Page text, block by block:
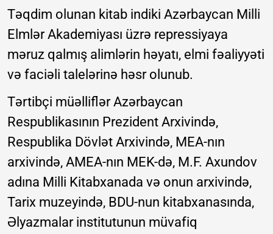
Təqdim olunan kitab indiki Azərbaycan Milli
Elmlər Akademiyası üzrə repressiyaya
məruz qalmış alimlərin həyatı, elmi fəaliyyəti
və faciəli talelərinə həsr olunub.
Tərtibçi müəlliflər Azərbaycan
Respublikasının Prezident Arxivində,
Respublika Dövlət Arxivində, MEA-nın
arxivində, AMEA-nın MEK-də, M.F. Axundov
adına Milli Kitabxanada və onun arxivində,
Tarix muzeyində, BDU-nun kitabxanasında,
Əlyazmalar institutunun müvafiq